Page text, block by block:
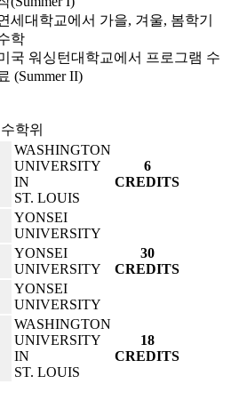
세대학교에서 가을, 겨울, 봄학기
학
국 워싱턴대학교에서 프로그램 수
(Summer II)
학위
WASHINGTON
UNIVERSITY
IN
ST. LOUIS
6
CREDITS
YONSEI
UNIVERSITY
30
CREDITS
YONSEI
UNIVERSITY
YONSEI
UNIVERSITY
WASHINGTON
UNIVERSITY
IN
ST. LOUIS
18
CREDITS